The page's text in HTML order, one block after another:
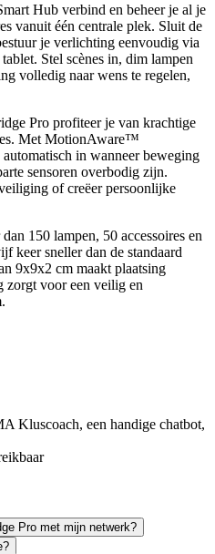
Hub verbind en beheer je al je
vanuit één centrale plek. Sluit de
je verlichting eenvoudig via
Stel scènes in, dim lampen
volledig naar wens te regelen,
Pro profiteer je van krachtige
Met MotionAware™
in wanneer beweging
sensoren overbodig zijn.
of creëer persoonlijke
150 lampen, 50 accessoires en
keer sneller dan de standaard
9x9x2 cm maakt plaatsing
zorgt voor een veilig en
Kluscoach, een handige chatbot,
Pro met mijn netwerk?